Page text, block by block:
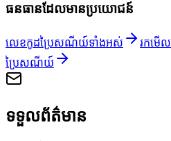
ធនធានដែលមានប្រយោជន៍
លេខកូដប្រៃសណីយ៍ទាំងអស់ រកមើល
ប្រៃសណីយ៍
ទទួលព័ត៌មាន